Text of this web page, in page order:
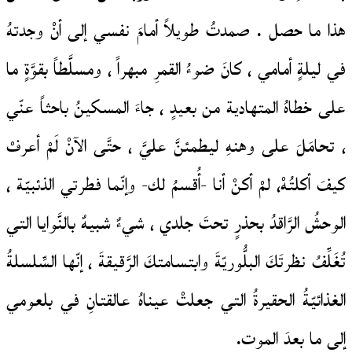
هذا ما حصل . صمدتُ طويلاً أمامَ نفسي إلى أنْ وجدتهُ
في ليلةٍ أمامي ، كانَ ضوءُ القمرِ مبهراً ، ومسلَّطاً بقوَّةٍ ما
على خطاهُ المتهادية من بعيدٍ ، جاءَ المسكينُ باحثاً عنّي
، تحامَلَ على وهنهِ ليطمئنَّ عليَّ ، حتَّى الآنْ لَمْ أعرفْ
كيفَ أكلتُهْ، لمْ أكنْ أنا -أُقسمُ لك- وإنّما فطرتي الذئبيّة ،
الوحشُ الرَّاقدُ بحذرٍ تحتَ جلدي ، شيءٌ شبيهٌ بالنَّوايا التي
تُغَلِّفُ نظرتَكَ البلُّوريّةَ وابتسامتكَ الرَّقيقةَ ، إنّها السِّلسلةُ
الغذائيّةُ الحقيرةُ التي جعلتْ عيناهُ عالقتانِ في بلعومي
إلى ما بعدَ الموت.